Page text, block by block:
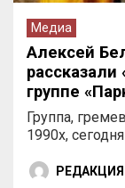
Медиа
Алексей
группе
Группа,
1990х,
РЕДАКЦИЯ